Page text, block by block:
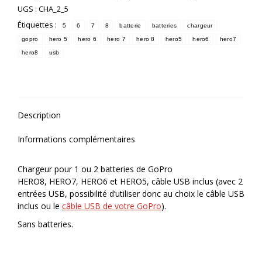
UGS : CHA_2_5
Étiquettes :
5 6 7 8 batterie batteries chargeur
gopro hero 5 hero 6 hero 7 hero 8 hero5 hero6 hero7
hero8 usb
Description
Informations complémentaires
Chargeur pour 1 ou 2 batteries de GoPro
HERO8, HERO7, HERO6 et HERO5, câble USB inclus (avec 2
entrées USB, possibilité d’utiliser donc au choix le câble USB
inclus ou le câble USB de votre GoPro).
Sans batteries.